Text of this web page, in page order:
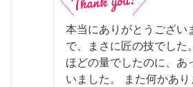
本当にありがとうござい
で、まさに匠の技でした
ほどの量でしたのに、あ
いました。 また何かあ